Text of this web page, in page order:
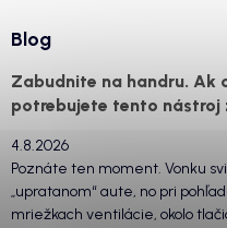
Blog
Zabudnite na handru. Ak
potrebujete tento nástroj
4.8.2026
Poznáte ten moment. Vonku
„upratanom“ aute, no pri
mriežkach ventilácie, okolo